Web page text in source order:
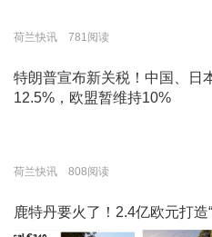
荷兰快讯 781阅读
特朗普宣布新关税！中国、日
12.5%，欧盟暂维持10%
荷兰快讯 808阅读
鹿特丹要火了！2.4亿欧元打